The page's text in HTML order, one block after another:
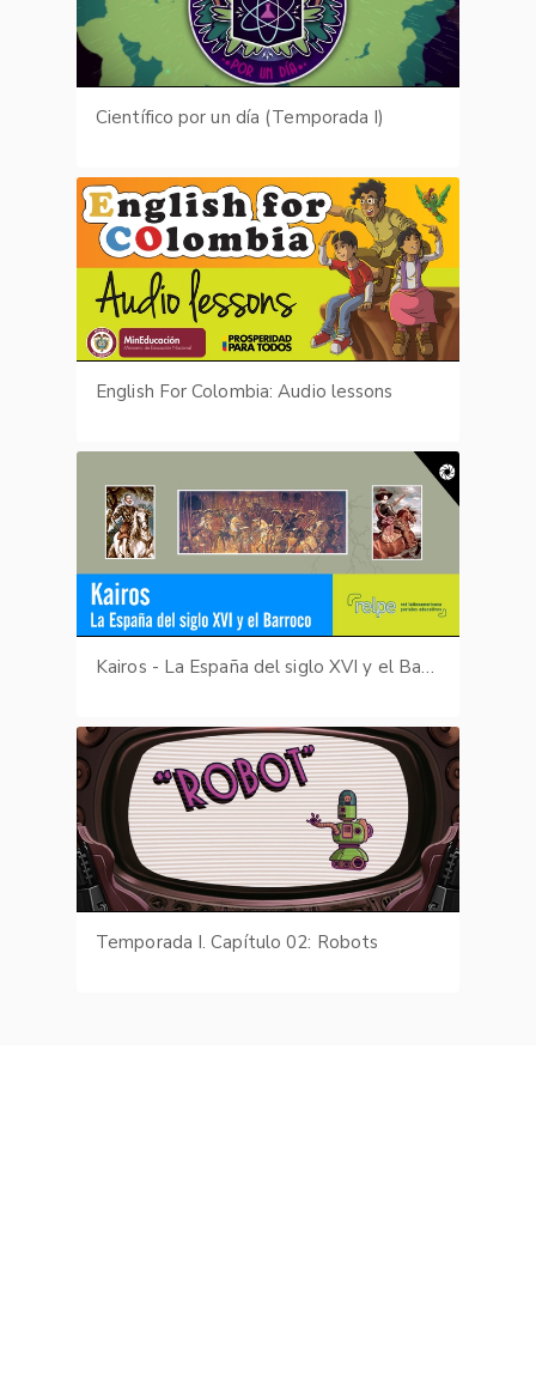
Científico por un día (Temporada I)
English For Colombia: Audio lessons
Kairos - La España del siglo XVI y el Barroco
Temporada I. Capítulo 02: Robots